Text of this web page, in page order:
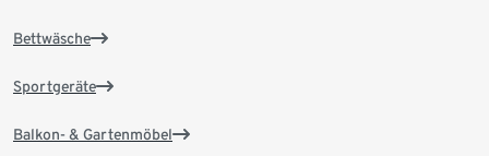
Bettwäsche
Sportgeräte
Balkon- & Gartenmöbel